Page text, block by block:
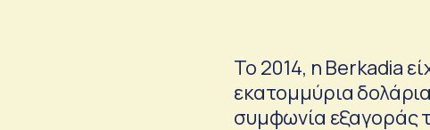
Το 2014, η Berkadia
εκατομμύρια
συμφωνία εξαγοράς